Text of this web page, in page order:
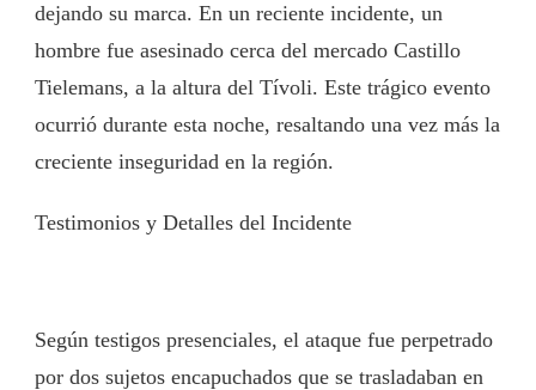
dejando su marca. En un reciente incidente, un
hombre fue asesinado cerca del mercado Castillo
Tielemans, a la altura del Tívoli. Este trágico evento
ocurrió durante esta noche, resaltando una vez más la
creciente inseguridad en la región.
Testimonios y Detalles del Incidente
Según testigos presenciales, el ataque fue perpetrado
por dos sujetos encapuchados que se trasladaban en